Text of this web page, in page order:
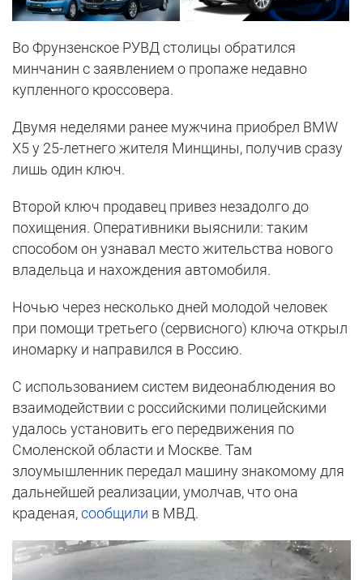
Во Фрунзенское РУВД столицы обратился
минчанин с заявлением о пропаже недавно
купленного кроссовера.
Двумя неделями ранее мужчина приобрел BMW
X5 у 25-летнего жителя Минщины, получив сразу
лишь один ключ.
Второй ключ продавец привез незадолго до
похищения. Оперативники выяснили: таким
способом он узнавал место жительства нового
владельца и нахождения автомобиля.
Ночью через несколько дней молодой человек
при помощи третьего (сервисного) ключа открыл
иномарку и направился в Россию.
С использованием систем видеонаблюдения во
взаимодействии с российскими полицейскими
удалось установить его передвижения по
Смоленской области и Москве. Там
злоумышленник передал машину знакомому для
дальнейшей реализации, умолчав, что она
краденая,сообщили в МВД.